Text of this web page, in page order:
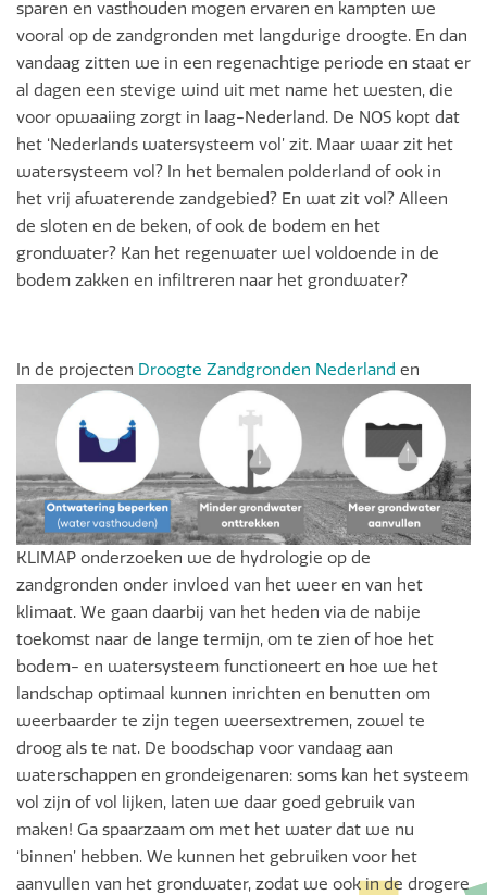
sparen en vasthouden mogen ervaren en kampten we
vooral op de zandgronden met langdurige droogte. En dan
vandaag zitten we in een regenachtige periode en staat er
al dagen een stevige wind uit met name het westen, die
voor opwaaiing zorgt in laag-Nederland. De NOS kopt dat
het ‘Nederlands watersysteem vol’ zit. Maar waar zit het
watersysteem vol? In het bemalen polderland of ook in
het vrij afwaterende zandgebied? En wat zit vol? Alleen
de sloten en de beken, of ook de bodem en het
grondwater? Kan het regenwater wel voldoende in de
bodem zakken en infiltreren naar het grondwater?
n de projecten Droogte Zandgronden Nederland en
KLIMAP onderzoeken we de hydrologie op de
zandgronden onder invloed van het weer en van het
klimaat. We gaan daarbij van het heden via de nabije
toekomst naar de lange termijn, om te zien of hoe het
bodem- en watersysteem functioneert en hoe we het
landschap optimaal kunnen inrichten en benutten om
weerbaarder te zijn tegen weersextremen, zowel te
droog als te nat. De boodschap voor vandaag aan
waterschappen en grondeigenaren: soms kan het systeem
vol zijn of vol lijken, laten we daar goed gebruik van
maken! Ga spaarzaam om met het water dat we nu
‘binnen’ hebben. We kunnen het gebruiken voor het
aanvullen van het grondwater, zodat we ook in de drogere